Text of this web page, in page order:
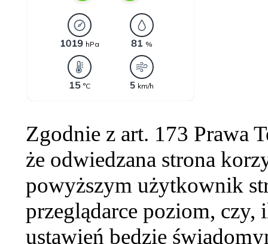
Zgodnie z art. 173 Prawa
że odwiedzana strona
powyższym użytkownik
przeglądarce poziom,
ustawień będzie